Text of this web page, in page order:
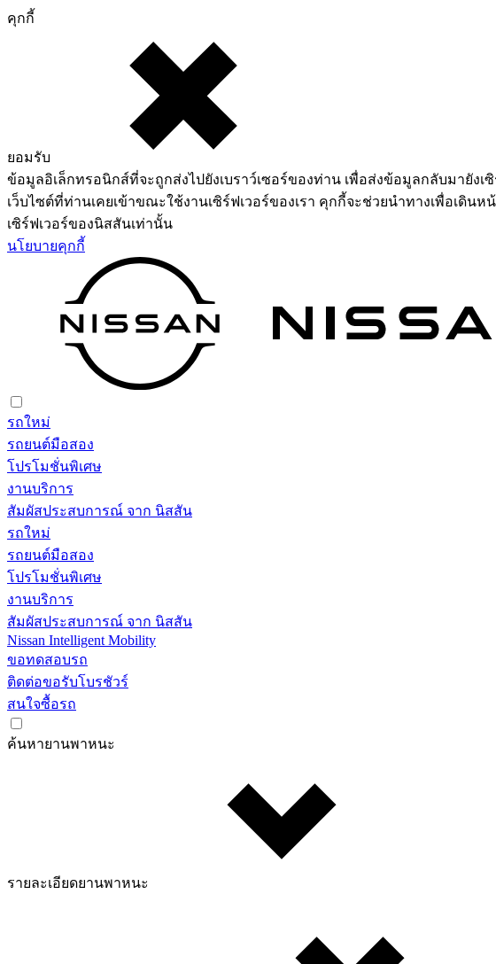
คุกกี้
ยอมรับ
ข้อมูลอิเล็กทรอนิกส์ที่จะถูกส่งไปยังเบราว์เซอร์ของท่าน เพื่อส่งข้อมูลกลับมายัง
เว็บไซต์ที่ท่านเคยเข้าขณะใช้งานเซิร์ฟเวอร์ของเรา คุกกี้จะช่วยนำทางเพื่อเดิ
เซิร์ฟเวอร์ของนิสสันเท่านั้น
นโยบายคุกกี้
รถใหม่
รถยนต์มือสอง
โปรโมชั่นพิเศษ
งานบริการ
สัมผัสประสบการณ์ จาก นิสสัน
รถใหม่
รถยนต์มือสอง
โปรโมชั่นพิเศษ
งานบริการ
สัมผัสประสบการณ์ จาก นิสสัน
Nissan Intelligent Mobility
ขอทดสอบรถ
ติดต่อขอรับโบรชัวร์
สนใจซื้อรถ
ค้นหายานพาหนะ
รายละเอียดยานพาหนะ